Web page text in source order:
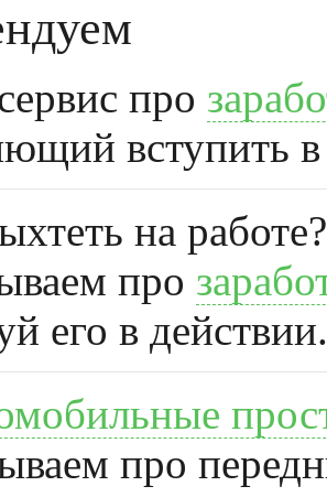
про
вступить
на
про
его в действии.
про